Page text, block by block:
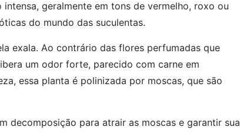
geralmente em tons de vermelho, roxo ou
do mundo das suculentas.
exala. Ao contrário das flores perfumadas que
um odor forte, parecido com carne em
essa planta é polinizada por moscas, que são
decomposição para atrair as moscas e garantir sua